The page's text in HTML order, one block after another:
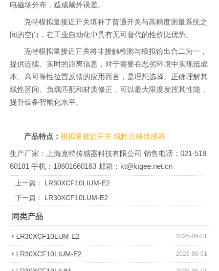
电磁场分布，造成额外误差。
克特模拟量接近开关填补了普通开关与高精度测量系统之
间的空白，在工业自动化中具有无可替代的性价比优势。
克特模拟量接近开关将非接触检测与模拟输出合二为一，
提供连续、实时的距离信息，对于需要在恶劣环境中实现低成
本、高可靠性位置反馈的应用而言，是理想选择。正确理解其
线性区间、负载匹配和材质修正，可以最大限度发挥其性能，
提升设备智能化水平。
产品特点：模拟量接近开关线性位移传感器
生产厂家：上海克特传感器科技有限公司 销售电话：021-518
60181 手机：18601660163 邮箱：kt@ktgee.net.cn
上一篇： LR30XCF10LIUM-E2
下一篇： LR30XCF10LUM-E2
同类产品
2026-06-01
LR30XCF10LUM-E2
2026-06-01
LR30XCF10LIUM-E2